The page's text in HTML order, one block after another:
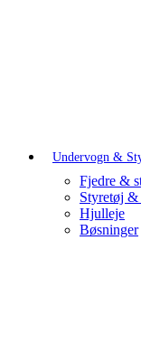
Undervogn &
Fjedre &
Styretøj
Hjulleje
Bøsninger